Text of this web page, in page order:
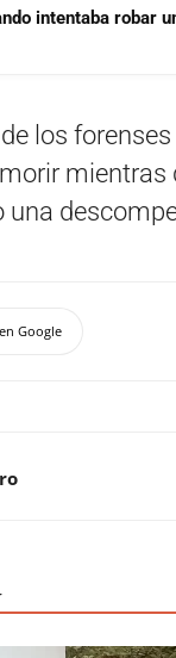
intentaba robar
los
mientras
una
Google